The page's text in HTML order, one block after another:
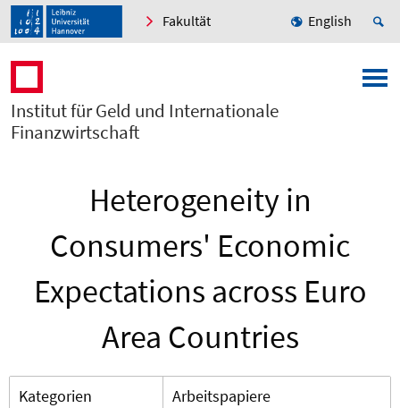
Fakultät English
Institut für Geld und Internationale
Finanzwirtschaft
Heterogeneity in
Consumers' Economic
Expectations across Euro
Area Countries
Kategorien
Arbeitspapiere